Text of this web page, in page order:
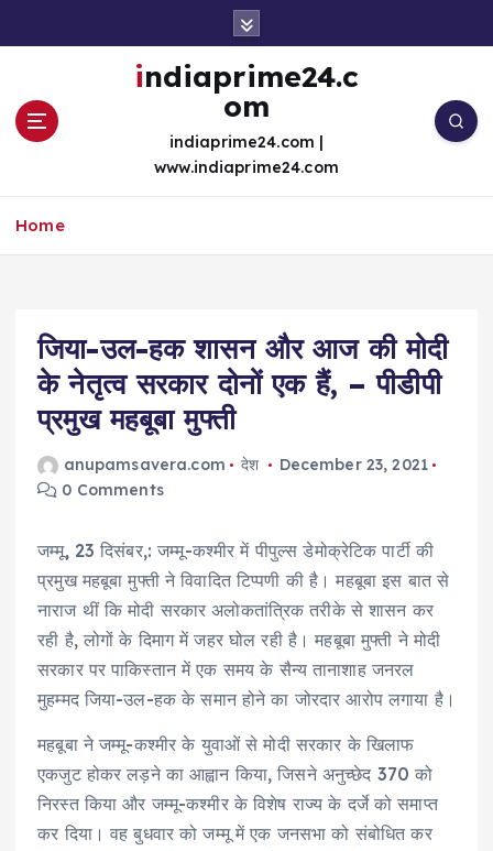
indiaprime24.c
om
indiaprime24.com |
www.indiaprime24.com
Home
जिया-उल-हक शासन और आज की मोदी
के नेतृत्व सरकार दोनों एक हैं, – पीडीपी
प्रमुख महबूबा मुफ्ती
anupamsavera.com देश
December 23, 2021
0 Comments
जम्मू, 23 दिसंबर,: जम्मू-कश्मीर में पीपुल्स डेमोक्रेटिक पार्टी की
प्रमुख महबूबा मुफ्ती ने विवादित टिप्पणी की है। महबूबा इस बात से
नाराज थीं कि मोदी सरकार अलोकतांत्रिक तरीके से शासन कर
रही है, लोगों के दिमाग में जहर घोल रही है। महबूबा मुफ्ती ने मोदी
सरकार पर पाकिस्तान में एक समय के सैन्य तानाशाह जनरल
मुहम्मद जिया-उल-हक के समान होने का जोरदार आरोप लगाया है।
महबूबा ने जम्मू-कश्मीर के युवाओं से मोदी सरकार के खिलाफ
एकजुट होकर लड़ने का आह्वान किया, जिसने अनुच्छेद 370 को
निरस्त किया और जम्मू-कश्मीर के विशेष राज्य के दर्जे को समाप्त
कर दिया। वह बुधवार को जम्मू में एक जनसभा को संबोधित कर